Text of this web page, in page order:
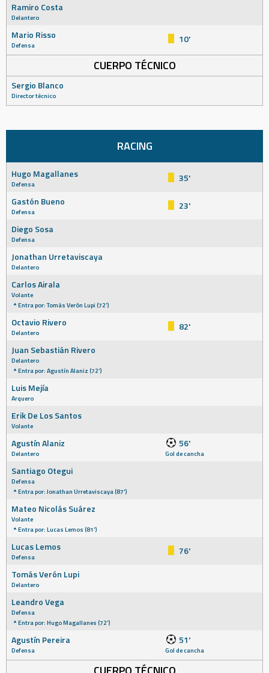
Ramiro Costa
Delantero
Mario Risso
Defensa 10'
CUERPO TÉCNICO
Sergio Blanco
Director técnico
RACING
Hugo Magallanes
Defensa
35'
Gastón Bueno
Defensa
23'
Diego Sosa
Defensa
Jonathan Urretaviscaya
Delantero
Carlos Airala
Volante
Entra por: Tomás Verón Lupi (72')
Octavio Rivero
Delantero
82'
Juan Sebastián Rivero
Delantero
Entra por: Agustín Alaniz (72')
Luis Mejía
Arquero
Erik De Los Santos
Volante
Agustín Alaniz
Delantero
56'
Gol de cancha
Santiago Otegui
Defensa
Entra por: Jonathan Urretaviscaya (87')
Mateo Nicolás Suárez
Volante
Entra por: Lucas Lemos (81')
Lucas Lemos
Defensa
76'
Tomás Verón Lupi
Delantero
Leandro Vega
Defensa
Entra por: Hugo Magallanes (72')
Agustín Pereira
Defensa
51'
Gol de cancha